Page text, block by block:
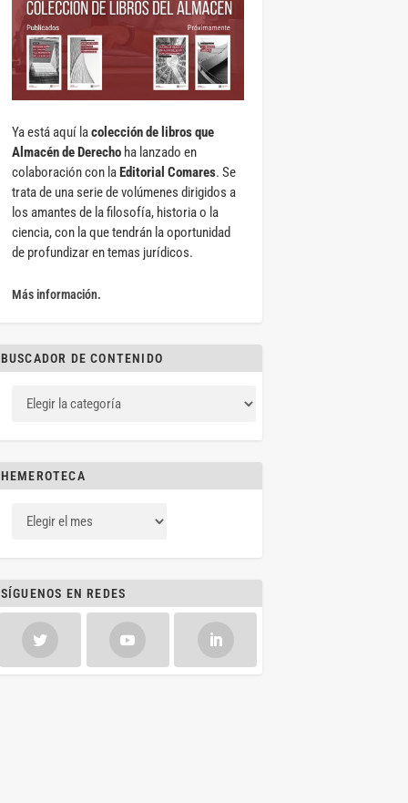
Ya está aquí lacolección de libros que
Almacén de Derechoha lanzado en
colaboración con laEditorial Comares. Se
trata de una serie de volúmenes dirigidos a
los amantes de la filosofía, historia o la
ciencia, con la que tendrán la oportunidad
de profundizar en temas jurídicos.
Más información.
BUSCADOR DE CONTENIDO
HEMEROTECA
SÍGUENOS EN REDES